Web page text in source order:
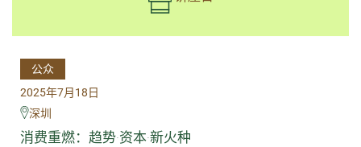
公众
2025年7月18日
深圳
消费重燃：趋势·资本·新火种